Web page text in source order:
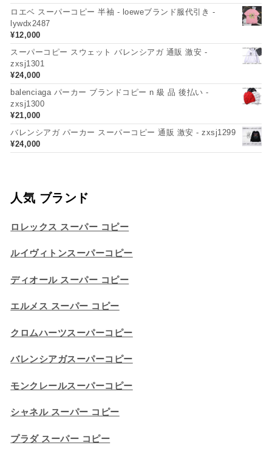
ロエベ スーパーコピー 半袖 - loeweブランド服代引き -
lywdx2487
¥12,000
スーパーコピー スウェット バレンシアガ 通販 激安 -
zxsj1301
¥24,000
balenciaga パーカー ブランドコピー n 級 品 後払い -
zxsj1300
¥21,000
バレンシアガ パーカー スーパーコピー 通販 激安 - zxsj1299
¥24,000
人気 ブランド
ロレックス スーパー コピー
ルイヴィトンスーパーコピー
ディオール スーパー コピー
エルメス スーパー コピー
クロムハーツスーパーコピー
バレンシアガスーパーコピー
モンクレールスーパーコピー
シャネル スーパー コピー
プラダ スーパー コピー